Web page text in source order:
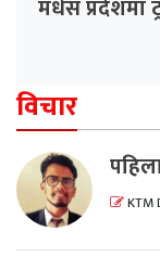
मधेस प्रदेशमा
विचार
KTM